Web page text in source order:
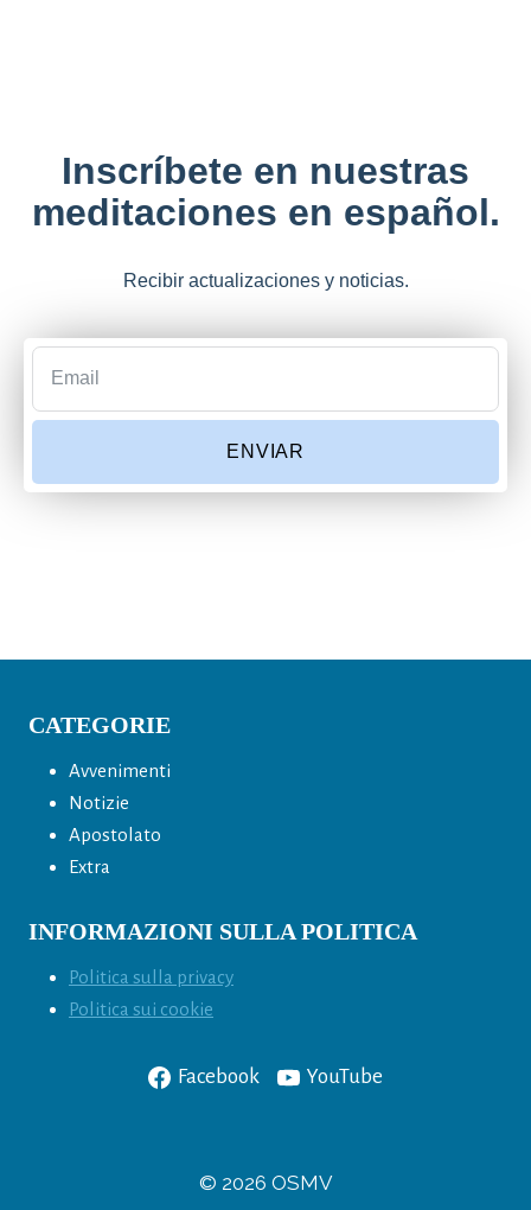
Inscríbete en nuestras
meditaciones en español.
Recibir actualizaciones y noticias.
ENVIAR
CATEGORIE
Avvenimenti
Notizie
Apostolato
Extra
INFORMAZIONI SULLA POLITICA
Politica sulla privacy
Politica sui cookie
Facebook YouTube
© 2026 OSMV